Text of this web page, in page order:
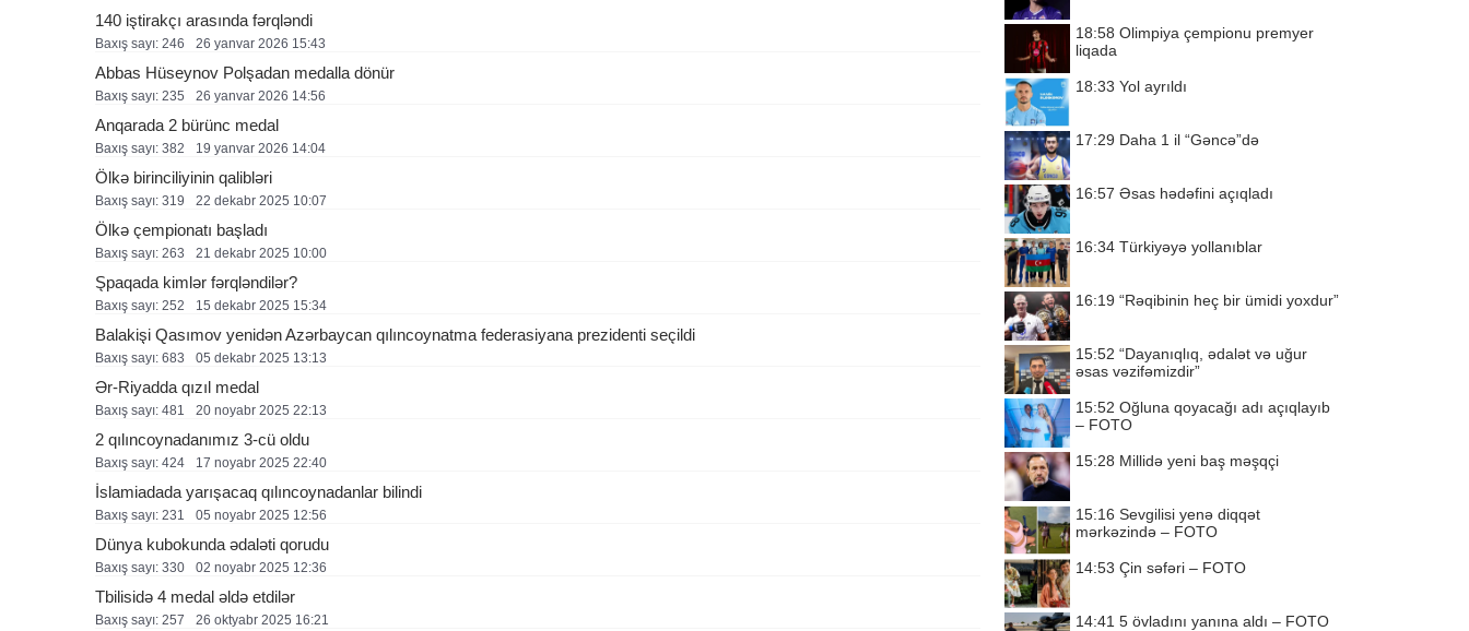
140 iştirakçı arasında fərqləndi
Baxış sayı: 246 26 yanvar 2026 15:43
Abbas Hüseynov Polşadan medalla dönür
Baxış sayı: 235 26 yanvar 2026 14:56
Anqarada 2 bürünc medal
Baxış sayı: 382 19 yanvar 2026 14:04
Ölkə birinciliyinin qalibləri
Baxış sayı: 319 22 dekabr 2025 10:07
Ölkə çempionatı başladı
Baxış sayı: 263 21 dekabr 2025 10:00
Şpaqada kimlər fərqləndilər?
Baxış sayı: 252 15 dekabr 2025 15:34
Balakişi Qasımov yenidən Azərbaycan qılıncoynatma federasiyana prezidenti seçildi
Baxış sayı: 683 05 dekabr 2025 13:13
Ər-Riyadda qızıl medal
Baxış sayı: 481 20 noyabr 2025 22:13
2 qılıncoynadanımız 3-cü oldu
Baxış sayı: 424 17 noyabr 2025 22:40
İslamiadada yarışacaq qılıncoynadanlar bilindi
Baxış sayı: 231 05 noyabr 2025 12:56
Dünya kubokunda ədaləti qorudu
Baxış sayı: 330 02 noyabr 2025 12:36
Tbilisidə 4 medal əldə etdilər
Baxış sayı: 257 26 oktyabr 2025 16:21
18:58 Olimpiya çempionu premyer
liqada
18:33 Yol ayrıldı
17:29 Daha 1 il “Gəncə”də
16:57 Əsas hədəfini açıqladı
16:34 Türkiyəyə yollanıblar
16:19 “Rəqibinin heç bir ümidi yoxdur”
15:52 “Dayanıqlıq, ədalət və uğur
əsas vəzifəmizdir”
15:52 Oğluna qoyacağı adı açıqlayıb
– FOTO
15:28 Millidə yeni baş məşqçi
15:16 Sevgilisi yenə diqqət
mərkəzində – FOTO
14:53 Çin səfəri – FOTO
14:41 5 övladını yanına aldı – FOTO